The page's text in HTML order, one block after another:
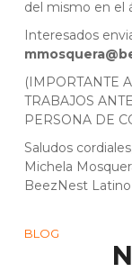
del mismo en el
Interesados
(IMPORTANTE
TRABAJOS
PERSONA DE
Saludos
Michela
BeezNest Latino
BLOG